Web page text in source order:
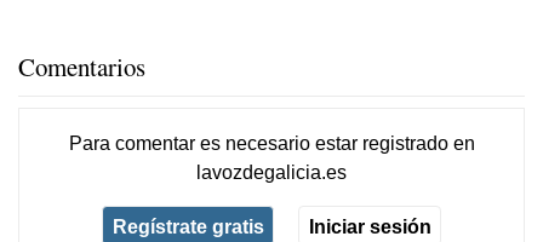
Comentarios
Para comentar es necesario estar registradoen
lavozdegalicia.es
Regístrate gratis Iniciar sesión